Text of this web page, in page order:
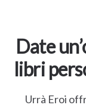
Date
libri
Urrà Eroi